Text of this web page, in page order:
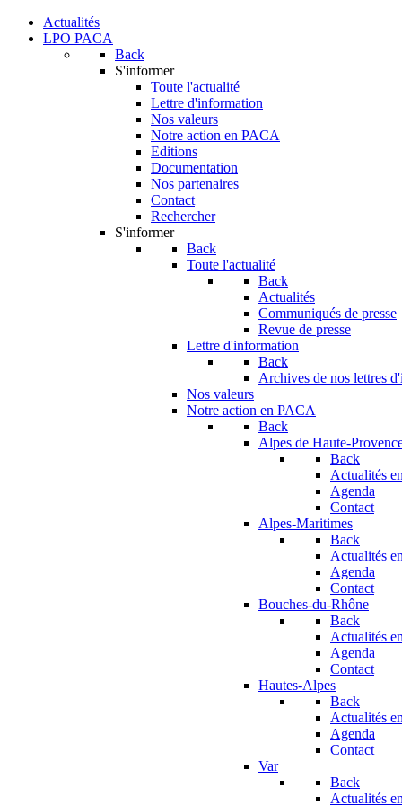
Actualités
LPO PACA
Back
S'informer
Toute l'actualité
Lettre d'information
Nos valeurs
Notre action en PACA
Editions
Documentation
Nos partenaires
Contact
Rechercher
S'informer
Back
Toute l'actualité
Back
Actualités
Communiqués de presse
Revue de presse
Lettre d'information
Back
Archives de nos lettres
Nos valeurs
Notre action en PACA
Back
Alpes de Haute-
Back
Actualités
Agenda
Contact
Alpes-Maritimes
Back
Actualités
Agenda
Contact
Bouches-du-Rhône
Back
Actualités
Agenda
Contact
Hautes-Alpes
Back
Actualités
Agenda
Contact
Var
Back
Actualités